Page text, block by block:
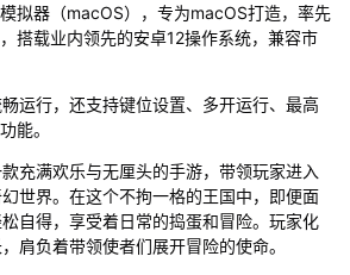
拟器（macOS），专为macOS打造，率先
搭载业内领先的安卓12操作系统，兼容市
运行，还支持键位设置、多开运行、最高
能。
款充满欢乐与无厘头的手游，带领玩家进入
世界。在这个不拘一格的王国中，即便面
自得，享受着日常的捣蛋和冒险。玩家化
肩负着带领使者们展开冒险的使命。